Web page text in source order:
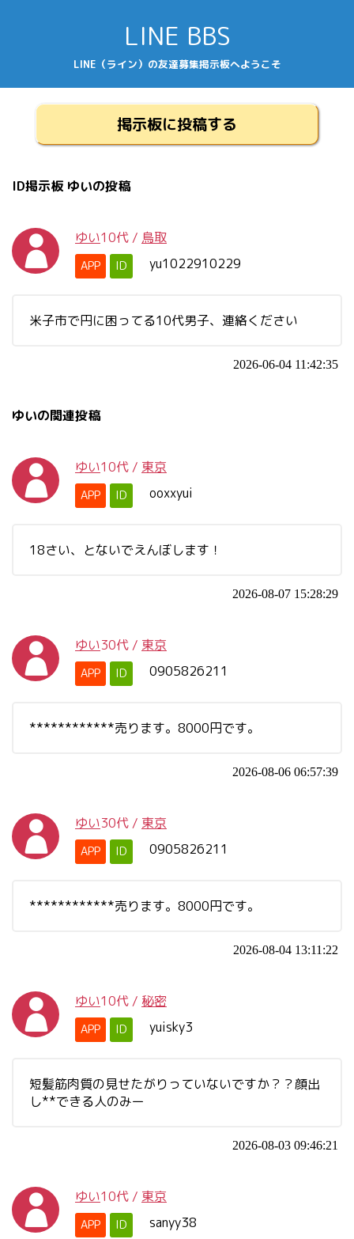
LINE BBS
LINE（ライン）の友達募集掲示板へようこそ
掲示板に投稿する
ID掲示板 ゆいの投稿
ゆい10代 / 鳥取
APP ID yu1022910229
米子市で円に困ってる10代男子、連絡ください
2026-06-04 11:42:35
ゆいの関連投稿
ゆい10代 / 東京
APP ID ooxxyui
18さい、とないでえんぼします！
2026-08-07 15:28:29
ゆい30代 / 東京
APP ID 0905826211
************売ります。8000円です。
2026-08-06 06:57:39
ゆい30代 / 東京
APP ID 0905826211
************売ります。8000円です。
2026-08-04 13:11:22
ゆい10代 / 秘密
APP ID yuisky3
短髪筋肉質の見せたがりっていないですか？？顔出
し**できる人のみー
2026-08-03 09:46:21
ゆい10代 / 東京
APP ID sanyy38